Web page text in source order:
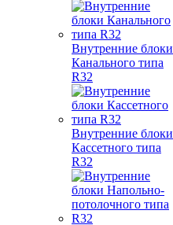
Внутренние блоки
Канального типа
R32
Внутренние блоки
Кассетного типа
R32